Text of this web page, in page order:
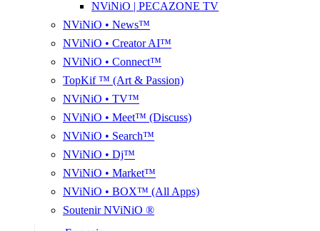
NViNiO | PECAZONE TV
NViNiO • News™
NViNiO • Creator AI™
NViNiO • Connect™
TopKif ™ (Art & Passion)
NViNiO • TV™
NViNiO • Meet™ (Discuss)
NViNiO • Search™
NViNiO • Dj™
NViNiO • Market™
NViNiO • BOX™ (All Apps)
Soutenir NViNiO ®